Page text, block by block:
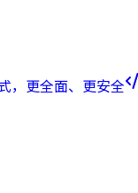
，更全面、更安全